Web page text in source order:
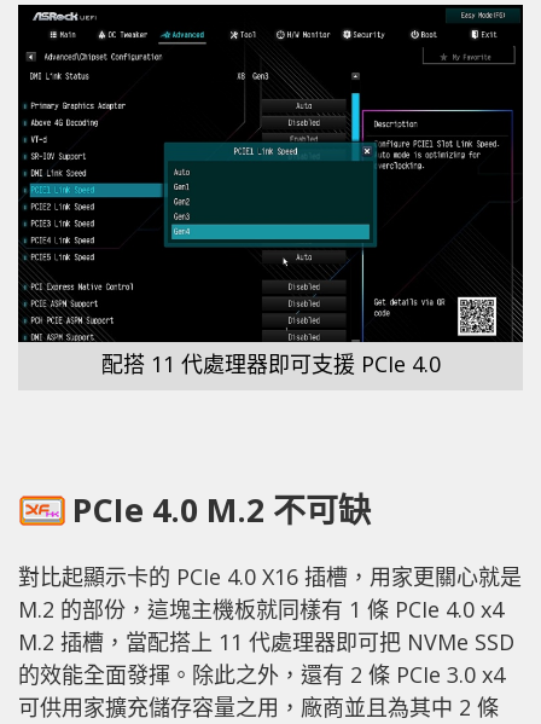
配搭 11 代處理器即可支援 PCIe 4.0
PCIe 4.0 M.2 不可缺
對比起顯示卡的 PCIe 4.0 X16 插槽，用家更關心就是
M.2 的部份，這塊主機板就同樣有 1 條 PCIe 4.0 x4
M.2 插槽，當配搭上 11 代處理器即可把 NVMe SSD
的效能全面發揮。除此之外，還有 2 條 PCIe 3.0 x4
可供用家擴充儲存容量之用，廠商並且為其中 2 條